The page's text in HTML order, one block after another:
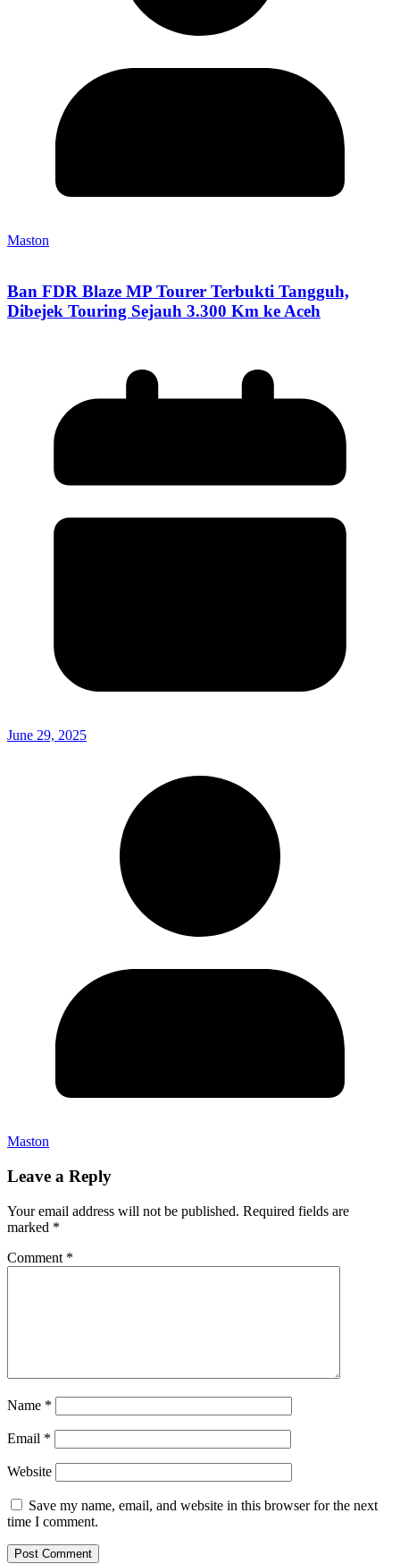
Maston
Ban FDR Blaze MP Tourer Terbukti Tangguh,
Dibejek Touring Sejauh 3.300 Km ke Aceh
June 29, 2025
Maston
Leave a Reply
Your email address will not be published. Required fields are
marked *
Comment *
Name *
Email *
Website
Save my name, email, and website in this browser for the next
time I comment.